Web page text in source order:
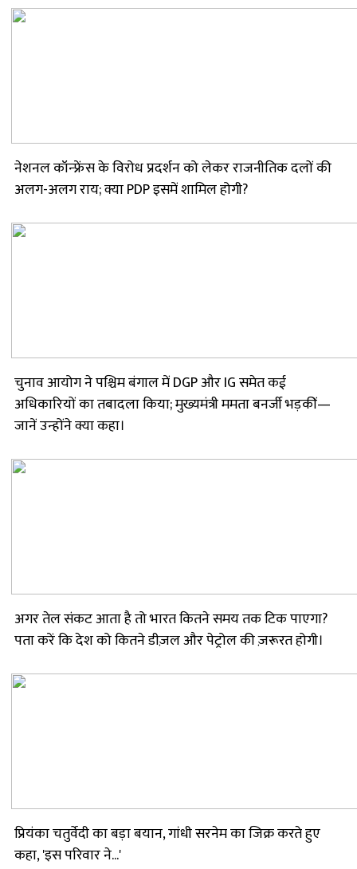
नेशनल कॉन्फ्रेंस के विरोध प्रदर्शन को लेकर राजनीतिक दलों की
अलग-अलग राय; क्या PDP इसमें शामिल होगी?
चुनाव आयोग ने पश्चिम बंगाल में DGP और IG समेत कई
अधिकारियों का तबादला किया; मुख्यमंत्री ममता बनर्जी भड़कीं—
जानें उन्होंने क्या कहा।
अगर तेल संकट आता है तो भारत कितने समय तक टिक पाएगा?
पता करें कि देश को कितने डीज़ल और पेट्रोल की ज़रूरत होगी।
प्रियंका चतुर्वेदी का बड़ा बयान, गांधी सरनेम का जिक्र करते हुए
कहा, 'इस परिवार ने...'